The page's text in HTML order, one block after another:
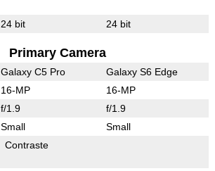
24 bit 24 bit
Primary Camera
Galaxy C5 Pro Galaxy S6 Edge
16-MP 16-MP
f/1.9 f/1.9
Small Small
Contraste